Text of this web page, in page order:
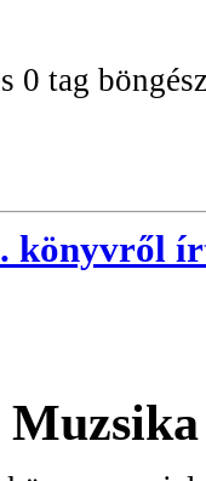
0 tag
könyvről